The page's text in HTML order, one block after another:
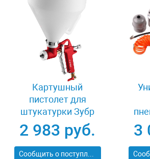
Картушный
пистолет для
штукатурки Зубр
МАСТЕР МКП 600
06466
2 983 руб.
Сообщить о поступлении
3